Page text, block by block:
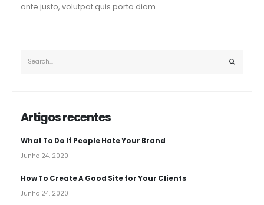
ante justo, volutpat quis porta diam.
Artigos recentes
What To Do If People Hate Your Brand
Junho 24, 2020
How To Create A Good Site for Your Clients
Junho 24, 2020